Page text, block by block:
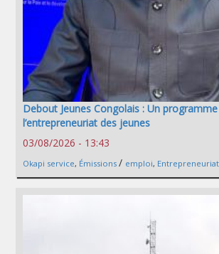
Debout Jeunes Congolais : Un
l’entrepreneuriat des jeunes
03/08/2026 - 13:43
Okapi service, Émissions / emploi, Entrepreneuriat